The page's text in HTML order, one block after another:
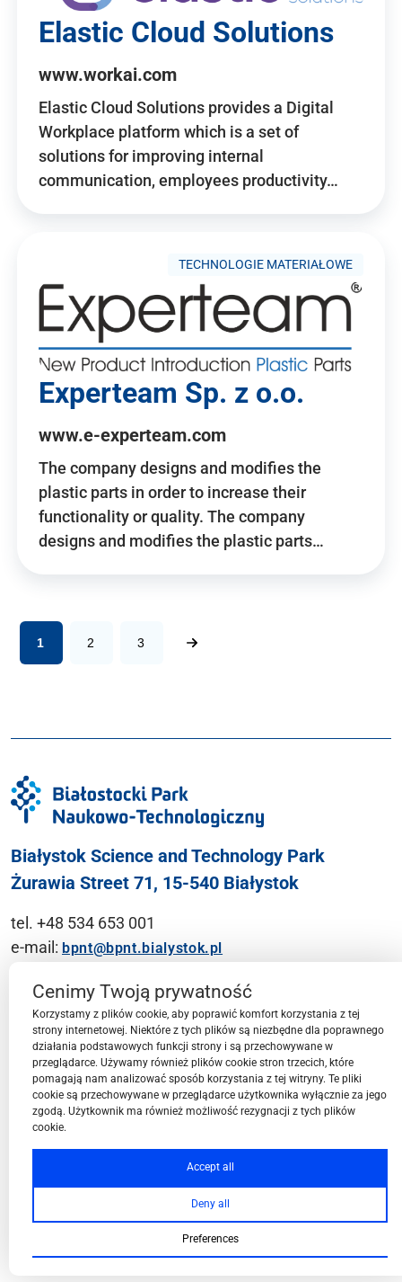
Elastic Cloud Solutions
www.workai.com
Elastic Cloud Solutions provides a Digital
Workplace platform which is a set of
solutions for improving internal
communication, employees productivity…
TECHNOLOGIE MATERIAŁOWE
Experteam Sp. z o.o.
www.e-experteam.com
The company designs and modifies the
plastic parts in order to increase their
functionality or quality. The company
designs and modifies the plastic parts…
1 2 3
Białystok Science and Technology Park
Żurawia Street 71, 15-540 Białystok
tel. +48 534 653 001
e-mail: bpnt@bpnt.bialystok.pl
Contact
BPN-T Area
BPN-T Offer
Cenimy Twoją prywatność
Korzystamy z plików cookie, aby poprawić komfort korzystania z tej
strony internetowej. Niektóre z tych plików są niezbędne dla poprawnego
działania podstawowych funkcji strony i są przechowywane w
przeglądarce. Używamy również plików cookie stron trzecich, które
pomagają nam analizować sposób korzystania z tej witryny. Te pliki
cookie są przechowywane w przeglądarce użytkownika wyłącznie za jego
zgodą. Użytkownik ma również możliwość rezygnacji z tych plików
cookie.
Accept all
Deny all
Preferences